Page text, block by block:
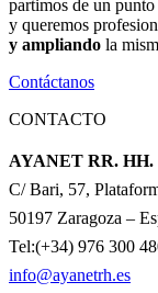
partimos de un
y queremos
y ampliando la
Contáctanos
CONTACTO
AYANET RR. HH.
C/ Bari, 57,
50197 Zaragoza –
Tel:(+34) 976 300
info@ayanetrh.es